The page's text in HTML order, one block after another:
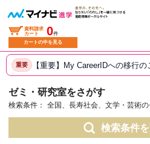
資料請求
カート
0件
カートの中を見る
重要 【重要】My CareerIDへの移行の
ゼミ・研究室をさがす
検索条件： 全国、長寿社会、文学・芸術
検索条件